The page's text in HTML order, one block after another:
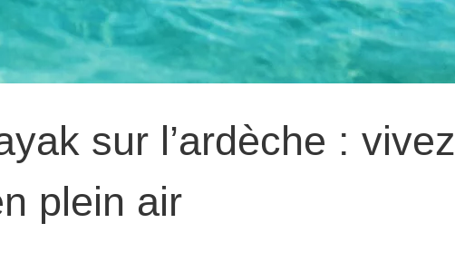
sur l’ardèche : vivez
plein air